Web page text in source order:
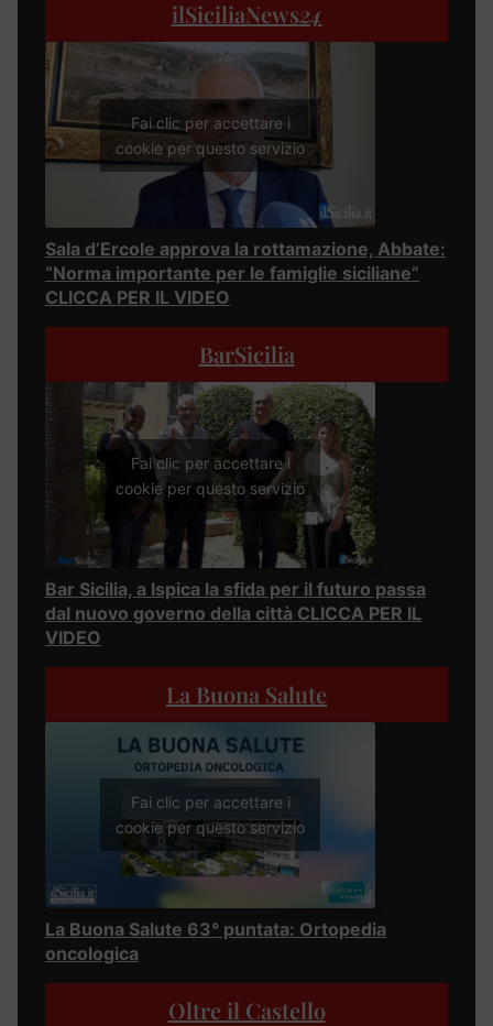
ilSiciliaNews24
Fai clic per accettare i
cookie per questo servizio
Sala d’Ercole approva la rottamazione, Abbate:
“Norma importante per le famiglie siciliane”
CLICCA PER IL VIDEO
BarSicilia
Fai clic per accettare i
cookie per questo servizio
Bar Sicilia, a Ispica la sfida per il futuro passa
dal nuovo governo della città CLICCA PER IL
VIDEO
La Buona Salute
Fai clic per accettare i
cookie per questo servizio
La Buona Salute 63° puntata: Ortopedia
oncologica
Oltre il Castello